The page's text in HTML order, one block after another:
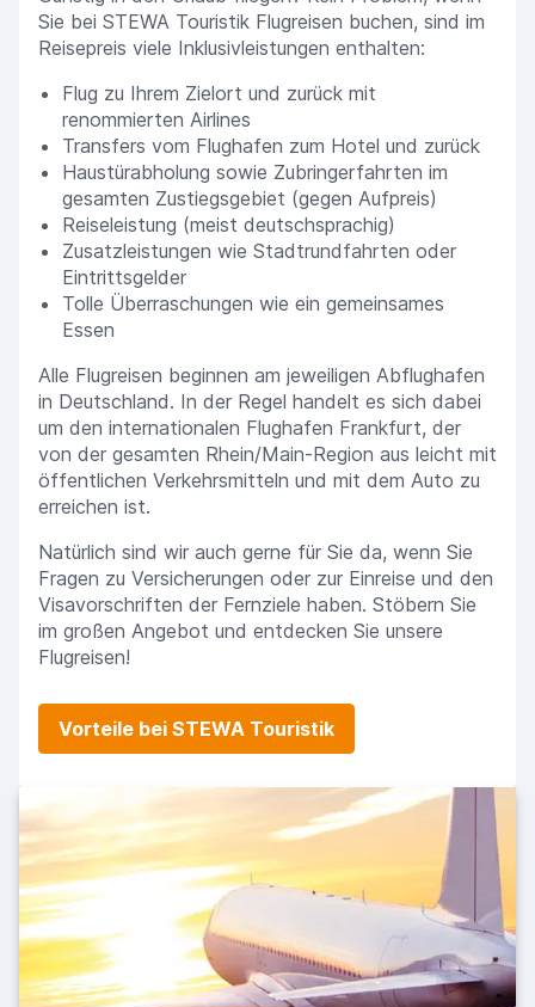
Sie bei STEWA Touristik Flugreisen buchen, sind im
Reisepreis viele Inklusivleistungen enthalten:
Flug zu Ihrem Zielort und zurück mit
renommierten Airlines
Transfers vom Flughafen zum Hotel und zurück
Haustürabholung sowie Zubringerfahrten im
gesamten Zustiegsgebiet (gegen Aufpreis)
Reiseleistung (meist deutschsprachig)
Zusatzleistungen wie Stadtrundfahrten oder
Eintrittsgelder
Tolle Überraschungen wie ein gemeinsames
Essen
Alle Flugreisen beginnen am jeweiligen Abflughafen
in Deutschland. In der Regel handelt es sich dabei
um den internationalen Flughafen Frankfurt, der
von der gesamten Rhein/Main-Region aus leicht mit
öffentlichen Verkehrsmitteln und mit dem Auto zu
erreichen ist.
Natürlich sind wir auch gerne für Sie da, wenn Sie
Fragen zu Versicherungen oder zur Einreise und den
Visavorschriften der Fernziele haben. Stöbern Sie
im großen Angebot und entdecken Sie unsere
Flugreisen!
Vorteile bei STEWA Touristik